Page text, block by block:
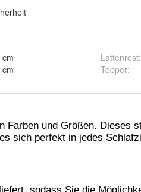
cm
Lattenrost:
Topper: